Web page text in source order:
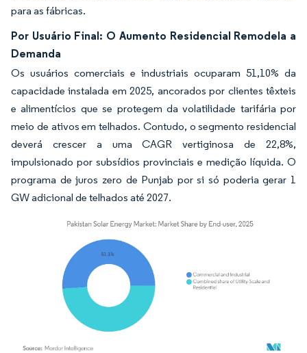
para as fábricas.
Por Usuário Final: O Aumento Residencial Remodela a
Demanda
Os usuários comerciais e industriais ocuparam 51,10% da
capacidade instalada em 2025, ancorados por clientes têxteis
e alimentícios que se protegem da volatilidade tarifária por
meio de ativos em telhados. Contudo, o segmento residencial
deverá crescer a uma CAGR vertiginosa de 22,8%,
impulsionado por subsídios provinciais e medição líquida. O
programa de juros zero de Punjab por si só poderia gerar 1
GW adicional de telhados até 2027.